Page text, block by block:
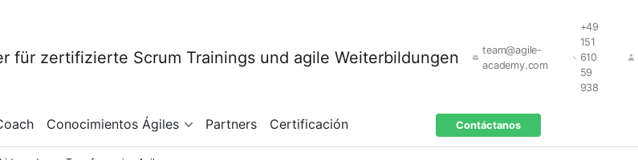
team@agile-
academy.com
+49
151
610
59
938
Conocimientos Ágiles Partners Certificación Contáctanos